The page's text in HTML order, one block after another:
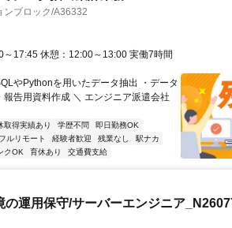
ブロック/A36332
17:45 休憩：12:00～13:00 実働7時間
やPythonを用いたデータ抽出 ・データ
告用資料作成 ＼ エンジニア派遣会社
取得実績あり 学歴不問
即日勤務OK
フルリモート 経験者歓迎 残業なし
駅ナカ
クOK 育休あり 交通費支給
の運用保守/サーバーエンジニア